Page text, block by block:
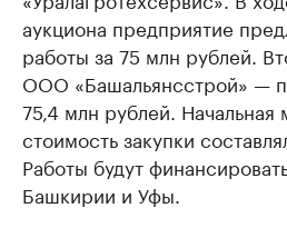
аукциона предприятие
работы за 75 млн рублей.
ООО «Башальянсстрой» —
75,4 млн рублей. Начальная
стоимость закупки
Работы будут
Башкирии и Уфы.